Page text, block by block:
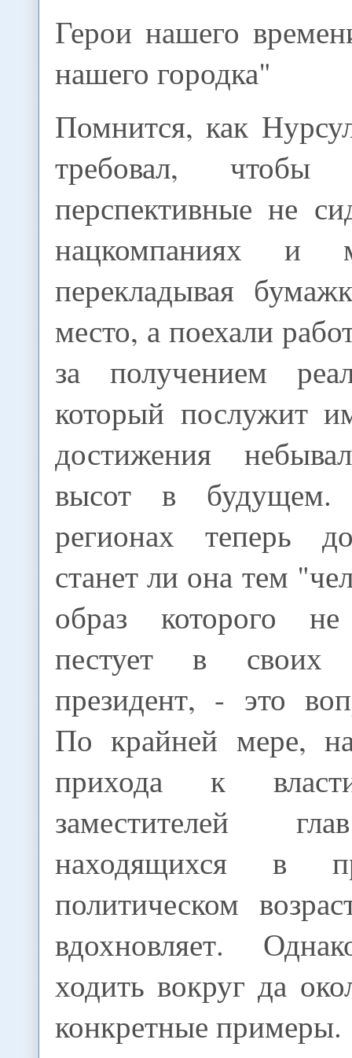
Герои нашего
нашего городка"
Помнится, как
требовал,
перспективные не
нацкомпаниях и
перекладывая
место, а поехали
за получением
который послужит
достижения
высот в
регионах теперь
станет ли она тем
образ которого
пестует в своих
президент, - это
По крайней мере,
прихода к
заместителей
находящихся в
политическом
вдохновляет.
ходить вокруг да
конкретные примеры.